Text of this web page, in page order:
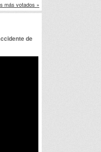
más votados »
de